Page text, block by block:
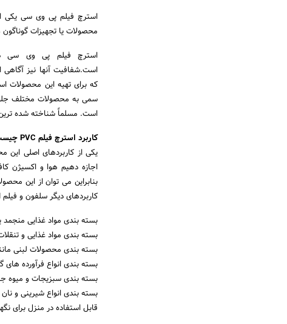
استرچ فیلم پی وی سی یکی
محصولات یا تجهیزات
استرچ فیلم پی وی سی
است.شفافیت آنها نیز آگاهی
که برای تهیه این محصولات
سمی به محصولات مختلف
است. مسلماً شناخته شده
کاربرد استرچ فیلم PVC چیست؟
یکی از کاربردهای اصلی این
اجازه دهیم هوا و اکسیژن
بنابراین می توان از این
کاربردهای دیگر سلفون و فیلم
بسته بندی مواد غذایی
بسته بندی مواد غذایی و
بسته بندی محصولات لبنی
بسته بندی انواع فرآورده
بسته بندی سبزیجات و میوه
بسته بندی انواع شیرینی و نان
قابل استفاده در منزل برای